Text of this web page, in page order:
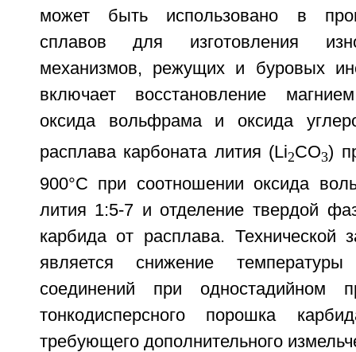
может быть использовано в
сплавов для изготовления
механизмов, режущих и буровых
включает восстановление
оксида вольфрама и оксида
расплава карбоната лития (Li2СО3)
900°С при соотношении оксида
лития 1:5-7 и отделение твердой
карбида от расплава. Технической
является снижение
соединений при одностадийном
тонкодисперсного порошка
требующего дополнительного